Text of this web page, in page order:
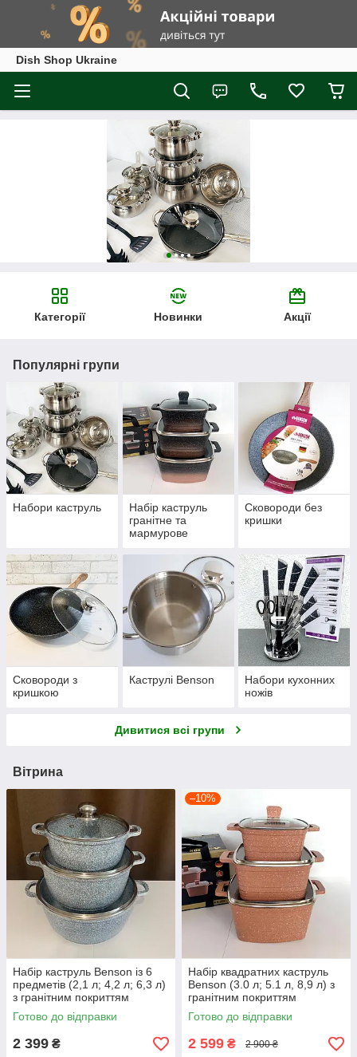
Dish Shop Ukraine
Категорії Новинки Акції
Популярні групи
Набори каструль
Набір каструль
гранітне та
мармурове
Сковороди без
кришки
Сковороди з
кришкою
Каструлі Benson
Набори кухонних
ножів
Дивитися всі групи
Вітрина
Набір каструль Benson із 6
предметів (2,1 л; 4,2 л; 6,3 л)
з гранітним покриттям
Готово до відправки
2 399 ₴
–10%
Набір квадратних каструль
Benson (3.0 л; 5.1 л, 8,9 л) з
гранітним покриттям
Готово до відправки
2 599 ₴ 2 900 ₴